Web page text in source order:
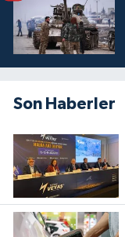
Son Haberler